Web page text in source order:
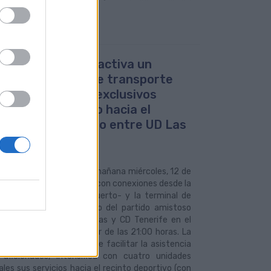
Municipales activa un
especial de transporte
vehículos exclusivos
Puerto y Teatro hacia el
para el partido entre UD Las
y CD Tenerife
Municipales despliega mañana miércoles, 12 de
línea especial ‘Fútbol’ con conexiones desde la
Becerra -en el Puerto- y la terminal de
del Teatro con motivo del partido amistoso
a la UD Las Palmas y CD Tenerife en el
de Gran Canaria, a partir de las 21:00 horas. La
municipal, al objeto de facilitar la asistencia
intensifica con cuatro unidades
sus servicios hacia el recinto deportivo (con